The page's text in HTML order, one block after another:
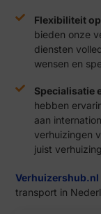
Flexibiliteit
bieden onze
diensten
wensen en
Specialisatie
hebben
aan
verhuizingen
juist
Verhuizershub.nl
transport in